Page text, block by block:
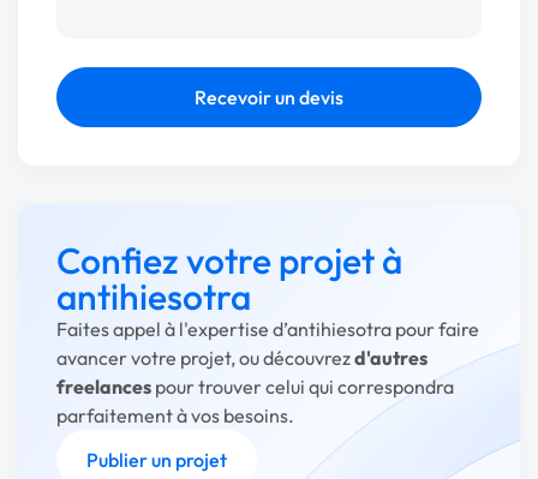
Recevoir un devis
Confiez votre projet à
antihiesotra
Faites appel à l'expertise d’antihiesotra pour faire
avancer votre projet, ou découvrezd'autres
freelances pour trouver celui qui correspondra
parfaitement à vos besoins.
Publier un projet